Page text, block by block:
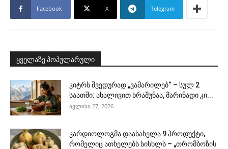
Facebook X Telegram
ყველაზე პოპულარული
კიტრს შვედურად „ვამარილებ“ – სულ 2
საათში: ახალივით ხრაშუნაა, მარინადი კი...
ივლისი 27, 2026
კარდიოლოგმა დაასახელა 9 პროდუქტი,
რომელიც ათხელებს სისხლს – „თრომბოზის